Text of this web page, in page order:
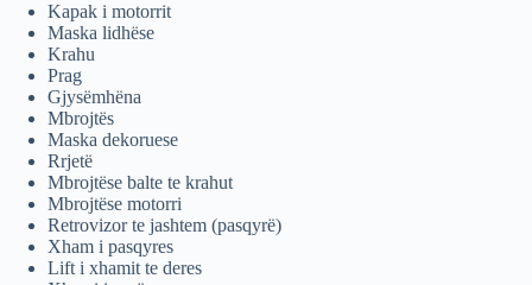
Kapak i motorrit
Maska lidhëse
Krahu
Prag
Gjysëmhëna
Mbrojtës
Maska dekoruese
Rrjetë
Mbrojtëse balte te krahut
Mbrojtëse motorri
Retrovizor te jashtem (pasqyrë)
Xham i pasqyres
Lift i xhamit te deres